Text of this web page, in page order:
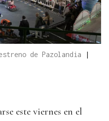
de Pazolandia
|
este viernes en el